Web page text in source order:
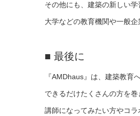
その他にも、建築の新しい
大学などの教育機関や一般
■ 最後に
『AMDhaus』は、建築教育
できるだけたくさんの方を
講師になってみたい方やコ